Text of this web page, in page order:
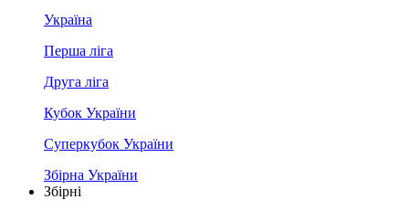
Україна
Перша ліга
Друга ліга
Кубок України
Суперкубок України
Збірна України
Збірні